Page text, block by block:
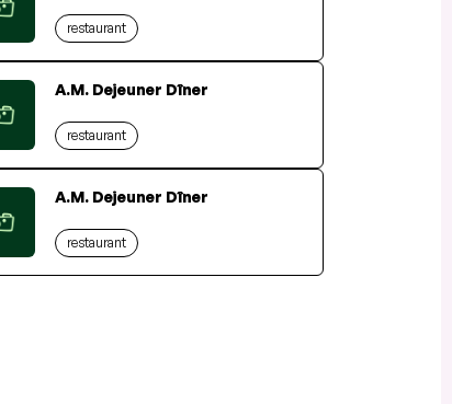
restaurant
A.M. Dejeuner Dîner
restaurant
A.M. Dejeuner Dîner
restaurant